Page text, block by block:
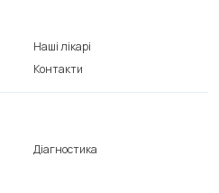
Наші лікарі
Контакти
Діагностика